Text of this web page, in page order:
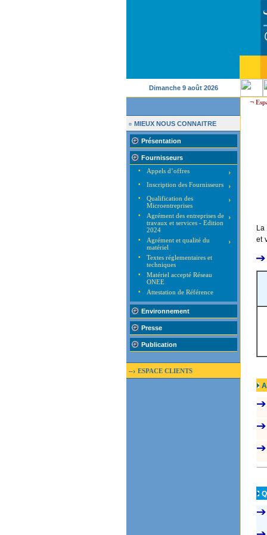
Dimanche 9 août 2026
¤ MIEUX NOUS CONNAITRE
Présentation
Fournisseurs
• Appels d’offres ›
• Inscription des Fournisseurs ›
•
Qualification des
Microentreprises
›
•
Agrément des entreprises de
travaux et services - Edition
2024
›
•
Agrément et qualité du
matériel
›
•
Textes réglementaires et
techniques
•
Matériel accepté Réseau
ONEE
• Attestation de Référence
Environnement
Presse
Publication
–› ESPACE CLIENTS
¬
et